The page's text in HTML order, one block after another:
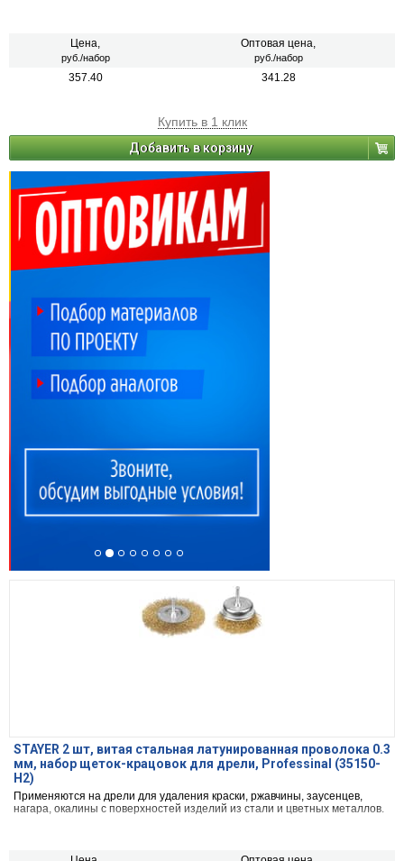
Цена,
руб./набор
Оптовая цена,
руб./набор
357.40 341.28
Купить в 1 клик
Добавить в корзину
STAYER 2 шт, витая стальная латунированная проволока 0.3
мм, набор щеток-крацовок для дрели, Professinal (35150-
H2)
Применяются на дрели для удаления краски, ржавчины, заусенцев,
нагара, окалины с поверхностей изделий из стали и цветных металлов.